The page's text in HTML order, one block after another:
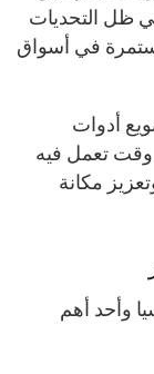
ظل التحديات
في أسواق
أدوات
وقت تعمل فيه
مكانة
وأحد أهم